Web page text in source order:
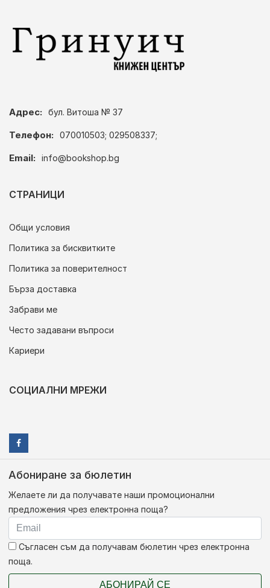
Адрес: бул. Витоша № 37
Телефон: 070010503; 029508337;
Email: info@bookshop.bg
СТРАНИЦИ
Общи условия
Политика за бисквитките
Политика за поверителност
Бърза доставка
Забрави ме
Често задавани въпроси
Кариери
СОЦИАЛНИ МРЕЖИ
Абониране за бюлетин
Желаете ли да получавате наши промоционални
предложения чрез електронна поща?
Съгласен съм да получавам бюлетин чрез електронна
поща.
АБОНИРАЙ СЕ